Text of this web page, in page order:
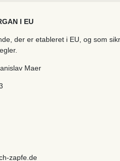
I EU
der er etableret i EU, og som
Maer
zapfe.de